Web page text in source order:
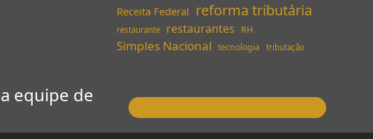
Receita Federal reforma tributária
restaurante restaurantes RH
Simples Nacional tecnologia tributação
equipe de